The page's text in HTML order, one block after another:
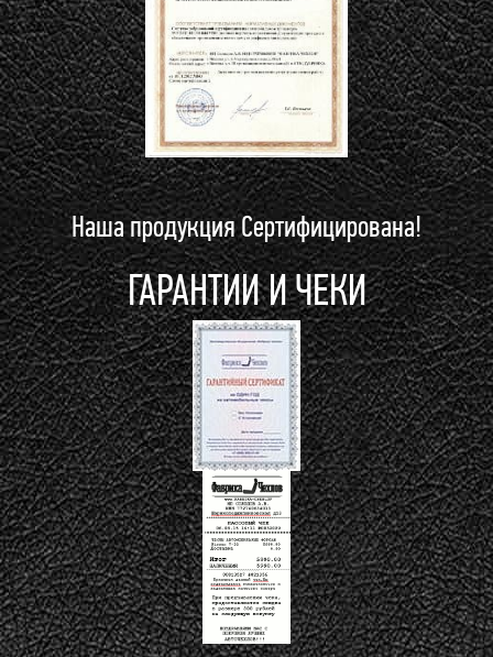
Наша продукция Сертифицирована!
ГАРАНТИИ И ЧЕКИ